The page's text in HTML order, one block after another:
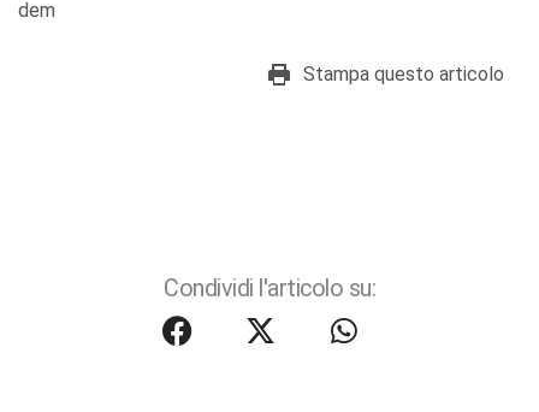
dem
Stampa questo articolo
Condividi l'articolo su: